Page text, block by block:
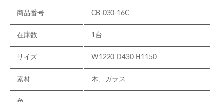
商品番号 CB-030-16C
在庫数 1台
サイズ W1220 D430 H1150
素材 木、ガラス